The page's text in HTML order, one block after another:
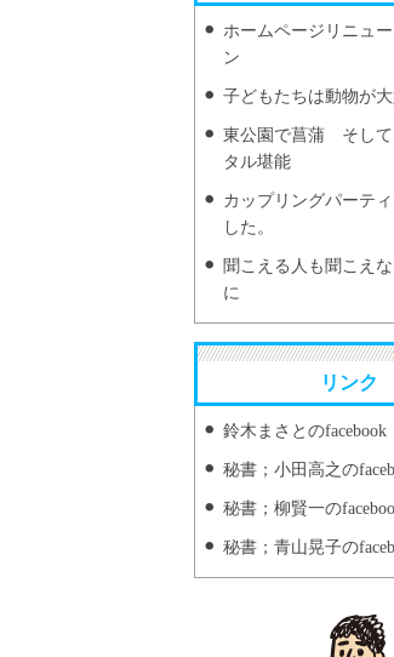
ホームページリニュ
ン
子どもたちは動物が大
東公園で菖蒲 そして
タル堪能
カップリングパーテ
した。
聞こえる人も聞こえ
に
リンク
鈴木まさとのfacebook
秘書；小田高之の
秘書；柳賢一の
秘書；青山晃子の